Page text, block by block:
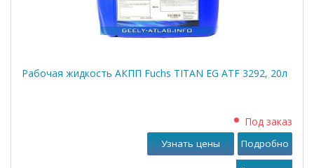
Рабочая жидкость АКПП Fuchs TITAN EG ATF 3292, 20л
Под заказ
Узнать цены Подробно